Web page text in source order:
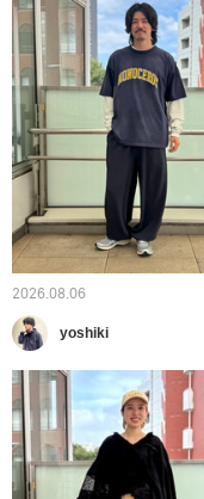
2026.08.06
yoshiki